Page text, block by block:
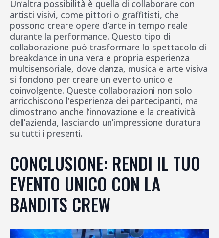
Un’altra possibilità è quella di collaborare con
artisti visivi, come pittori o graffitisti, che
possono creare opere d’arte in tempo reale
durante la performance. Questo tipo di
collaborazione può trasformare lo spettacolo di
breakdance in una vera e propria esperienza
multisensoriale, dove danza, musica e arte visiva
si fondono per creare un evento unico e
coinvolgente. Queste collaborazioni non solo
arricchiscono l’esperienza dei partecipanti, ma
dimostrano anche l’innovazione e la creatività
dell’azienda, lasciando un’impressione duratura
su tutti i presenti.
CONCLUSIONE: RENDI IL TUO
EVENTO UNICO CON LA
BANDITS CREW